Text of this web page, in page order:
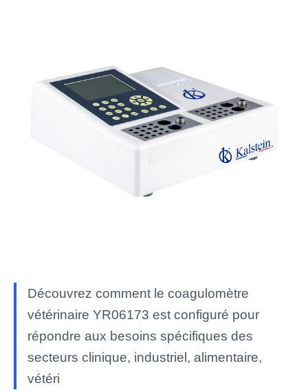
Découvrez comment le coagulomètre
vétérinaire YR06173 est configuré pour
répondre aux besoins spécifiques des
secteurs clinique, industriel, alimentaire,
vétéri